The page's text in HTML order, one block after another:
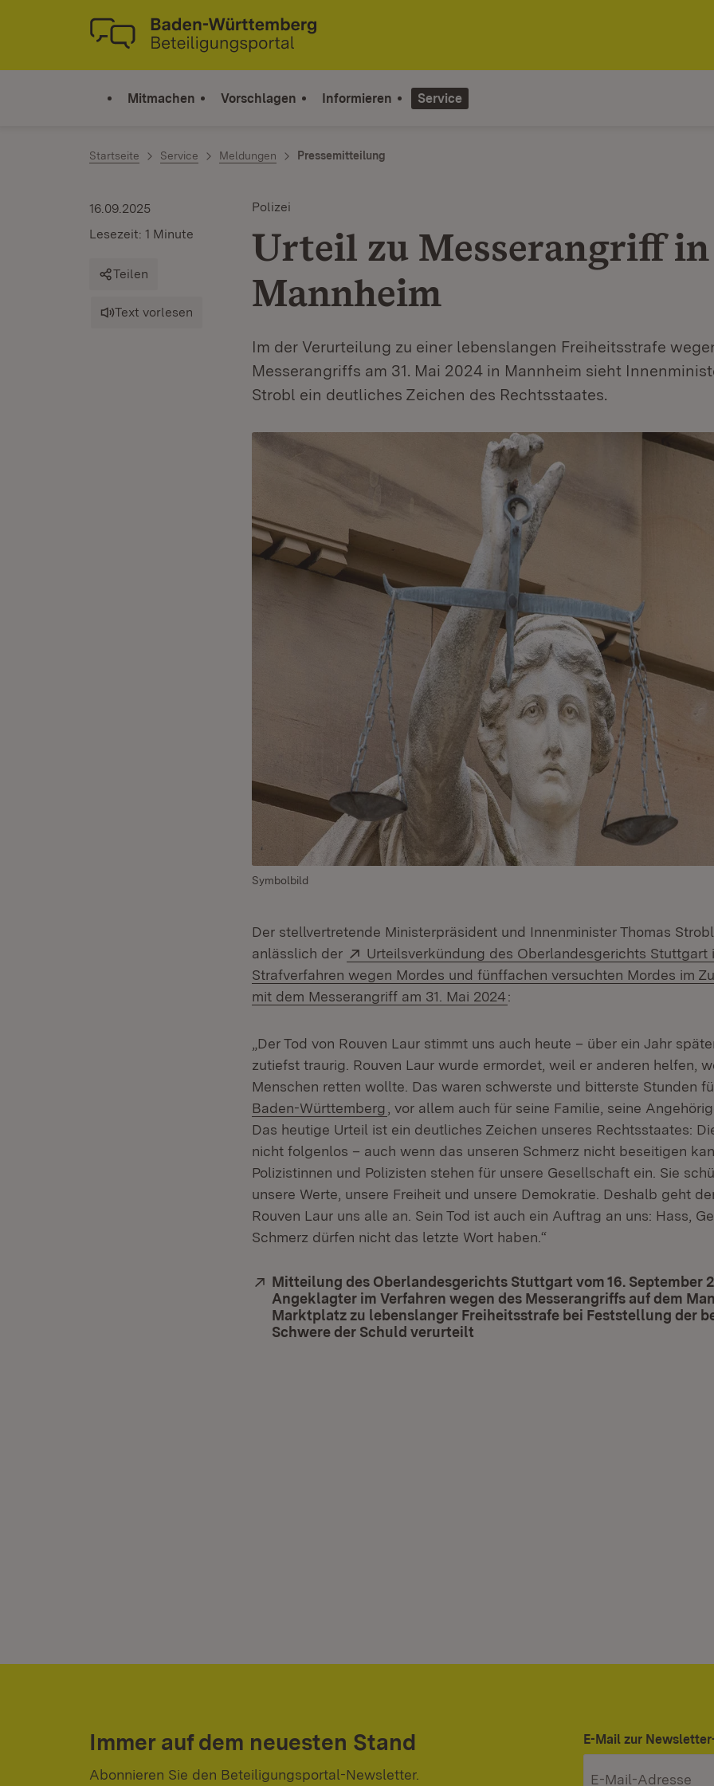
Zum Inhalt springen
Link zur Startseite
Mitmachen Vorschlagen Informieren Service
Startseite Service Meldungen Pressemitteilung
Polizei
Urteil zu Messerangriff in
Mannheim
Im der Verurteilung zu einer lebenslangen Freiheitsstrafe
Messerangriffs am 31. Mai 2024 in Mannheim sieht
Strobl ein deutliches Zeichen des Rechtsstaates.
16.09.2025
Lesezeit: 1 Minute
Teilen
Text vorlesen
Symbolbild
Der stellvertretende Ministerpräsident und Innenminister Thomas
anlässlich der
Extern:
Urteilsverkündung des Oberlandesgerichts Stuttgart
Strafverfahren wegen Mordes und fünffachen versuchten Mordes im
mit dem Messerangriff am 31. Mai 2024(Öffnet in neuem Fenster)
:
„Der Tod von Rouven Laur stimmt uns auch heute – über ein Jahr
zutiefst traurig. Rouven Laur wurde ermordet, weil er anderen helfen,
Menschen retten wollte. Das waren schwerste und bitterste Stunden
Baden-Württemberg (Öffnet in neuem Fenster)
, vor allem auch für seine Familie, seine
Das heutige Urteil ist ein deutliches Zeichen unseres Rechtsstaates:
nicht folgenlos – auch wenn das unseren Schmerz nicht beseitigen
Polizistinnen und Polizisten stehen für unsere Gesellschaft ein. Sie
unsere Werte, unsere Freiheit und unsere Demokratie. Deshalb geht
Rouven Laur uns alle an. Sein Tod ist auch ein Auftrag an uns: Hass,
Schmerz dürfen nicht das letzte Wort haben.“
Extern:
Mitteilung des Oberlandesgerichts Stuttgart vom 16. September
Angeklagter im Verfahren wegen des Messerangriffs auf dem
Marktplatz zu lebenslanger Freiheitsstrafe bei Feststellung der
Schwere der Schuld verurteilt
Immer auf dem neuesten Stand
Abonnieren Sie den Beteiligungsportal-Newsletter.
E-Mail zur